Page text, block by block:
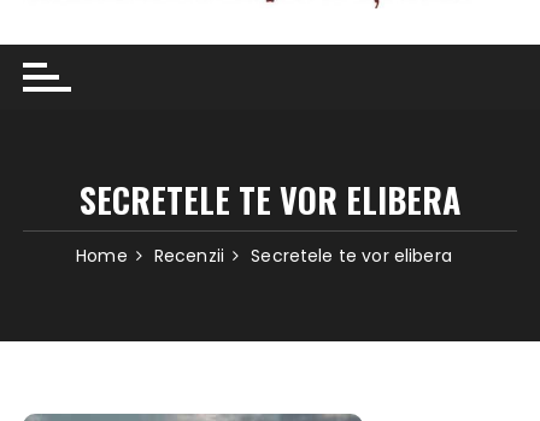
SECRETELE TE VOR ELIBERA
Home Recenzii Secretele te vor elibera